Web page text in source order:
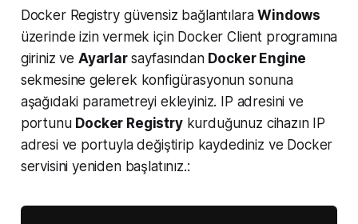
Docker Registry güvensiz bağlantılaraWindows
üzerinde izin vermek için Docker Client programına
giriniz ve Ayarlarsayfasından Docker Engine
sekmesine gelerek konfigürasyonun sonuna
aşağıdaki parametreyi ekleyiniz. IP adresini ve
portunu Docker Registrykurduğunuz cihazın IP
adresi ve portuyla değiştirip kaydediniz ve Docker
servisini yeniden başlatınız.: